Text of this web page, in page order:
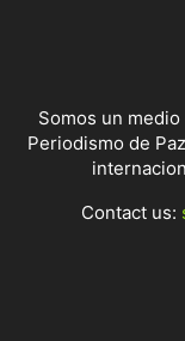
Somos un
Periodismo de
Contact us: